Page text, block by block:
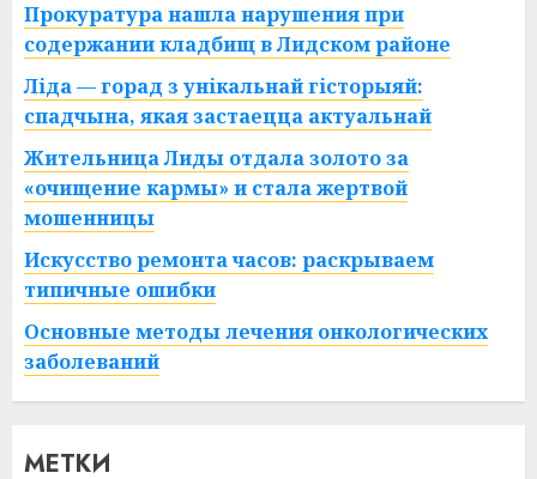
Прокуратура нашла нарушения при
содержании кладбищ в Лидском районе
Ліда — горад з унікальнай гісторыяй:
спадчына, якая застаецца актуальнай
Жительница Лиды отдала золото за
«очищение кармы» и стала жертвой
мошенницы
Искусство ремонта часов: раскрываем
типичные ошибки
Основные методы лечения онкологических
заболеваний
МЕТКИ